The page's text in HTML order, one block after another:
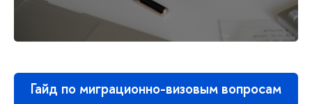
Гайд по миграционно-визовым вопросам